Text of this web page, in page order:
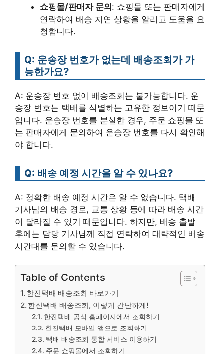
쇼핑몰/판매자 문의: 쇼핑몰 또는 판매자에게
연락하여 배송 지연 상황을 알리고 도움을 요
청합니다.
Q: 운송장 번호가 없는데 배송조회가 가
능한가요?
A: 운송장 번호 없이 배송조회는 불가능합니다. 운
송장 번호는 택배를 식별하는 고유한 정보이기 때문
입니다. 운송장 번호를 분실한 경우, 주문 쇼핑몰 또
는 판매자에게 문의하여 운송장 번호를 다시 확인해
야 합니다.
Q: 배송 예정 시간을 알 수 있나요?
A: 정확한 배송 예정 시간은 알 수 없습니다. 택배
기사님의 배송 경로, 교통 상황 등에 따라 배송 시간
이 달라질 수 있기 때문입니다. 하지만, 배송 출발
후에는 담당 기사님께 직접 연락하여 대략적인 배송
시간대를 문의할 수 있습니다.
Table of Contents
한진택배 배송조회 바로가기
한진택배 배송조회, 이렇게 간단하게!
한진택배 공식 홈페이지에서 조회하기
한진택배 모바일 앱으로 조회하기
택배 배송조회 통합 서비스 이용하기
주문 쇼핑몰에서 조회하기